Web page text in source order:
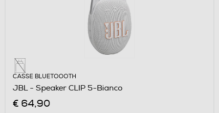
CASSE BLUETOOOTH
JBL - Speaker CLIP 5-Bianco
€ 64,90